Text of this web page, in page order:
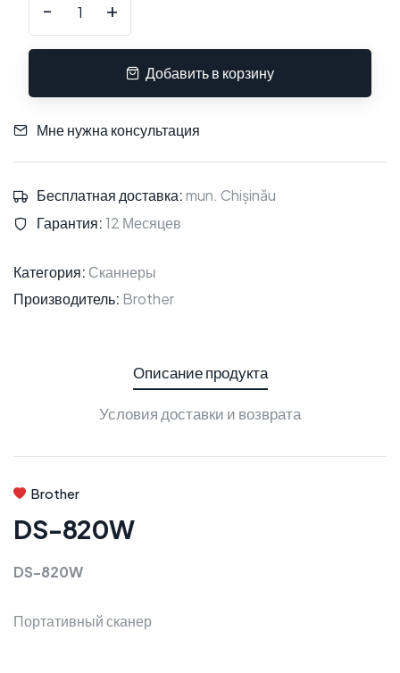
- +
Добавить в корзину
Мне нужна консультация
Бесплатная доставка:mun. Chișinău
Гарантия:12 Месяцев
Категория: Сканнеры
Производитель: Brother
Описание продукта
Условия доставки и возврата
Brother
DS-820W
DS-820W
Портативный сканер